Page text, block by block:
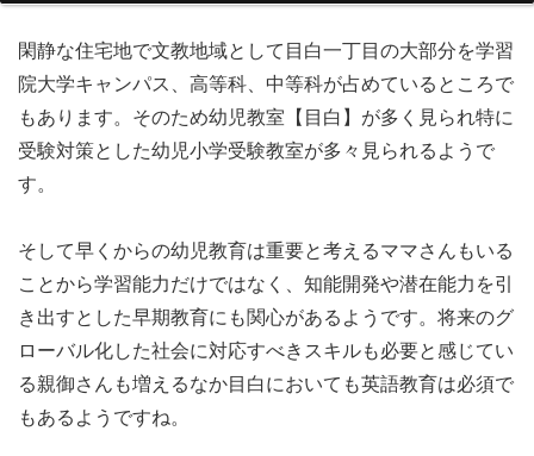
閑静な住宅地で文教地域として目白一丁目の大部分を学習
院大学キャンパス、高等科、中等科が占めているところで
もあります。そのため幼児教室【目白】が多く見られ特に
受験対策とした幼児小学受験教室が多々見られるようで
す。
そして早くからの幼児教育は重要と考えるママさんもいる
ことから学習能力だけではなく、知能開発や潜在能力を引
き出すとした早期教育にも関心があるようです。将来のグ
ローバル化した社会に対応すべきスキルも必要と感じてい
る親御さんも増えるなか目白においても英語教育は必須で
もあるようですね。